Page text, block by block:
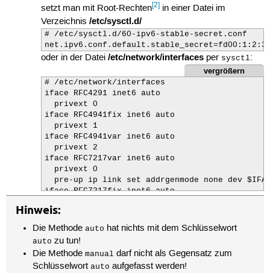
setzt man mit Root-Rechten[2] in einer Datei im
Verzeichnis/etc/sysctl.d/
# /etc/sysctl.d/60-ipv6-stable-secret.conf
oder in der Datei/etc/network/interfaces per sysctl:
vergrößern
# /etc/network/interfaces
iface RFC4291 inet6 auto
  privext 0
iface RFC4941fix inet6 auto
  privext 1
iface RFC4941var inet6 auto
  privext 2
iface RFC7217var inet6 auto
  privext 0
pre-up ip link set addrgenmode none dev
iface RFC7217fix inet6 auto
pre-up ip link set addrgenmode none dev
pre-up sysctl -w
Hinweis:
Die Methode auto hat nichts mit dem Schlüsselwort
auto zu tun!
Die Methode manual darf nicht als Gegensatz zum
Schlüsselwort auto aufgefasst werden!